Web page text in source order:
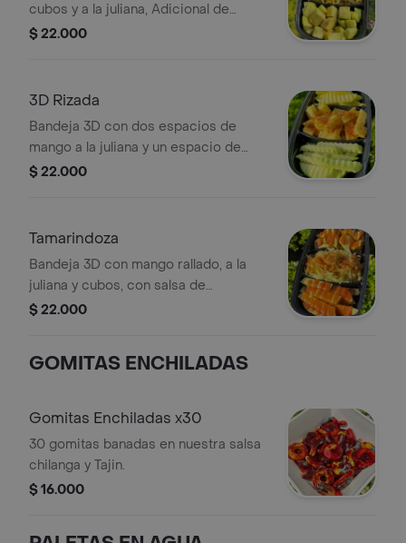
cubos y a la juliana, Adicional de
maracuya y sal-pimienta (IGUAL A LA
$ 22.000
3D Rizada
Bandeja 3D con dos espacios de
mango a la juliana y un espacio de
piña en cubos (si desea cambiar la
$ 22.000
Tamarindoza
Bandeja 3D con mango rallado, a la
juliana y cubos, con salsa de
tamarindo y tajin (IGUAL A LA
$ 22.000
GOMITAS ENCHILADAS
Gomitas Enchiladas x30
30 gomitas banadas en nuestra salsa
chilanga y Tajin.
$ 16.000